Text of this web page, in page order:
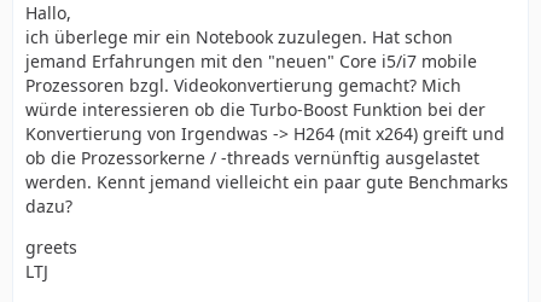
Hallo,
ich überlege mir ein Notebook zuzulegen. Hat schon
jemand Erfahrungen mit den "neuen" Core i5/i7 mobile
Prozessoren bzgl. Videokonvertierung gemacht? Mich
würde interessieren ob die Turbo-Boost Funktion bei der
Konvertierung von Irgendwas -> H264 (mit x264) greift und
ob die Prozessorkerne / -threads vernünftig ausgelastet
werden. Kennt jemand vielleicht ein paar gute Benchmarks
dazu?
greets
LTJ